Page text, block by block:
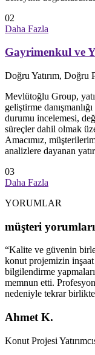
02
Daha Fazla
Gayrimenkul ve
Doğru Yatırım, Doğru
Mevlütoğlu Group,
geliştirme
durumu incelemesi,
süreçler dahil olmak
Amacımız,
analizlere dayanan
03
Daha Fazla
YORUMLAR
müşteri yorumları
“Kalite ve güvenin
konut projemizin inşaat
bilgilendirme
memnun etti.
nedeniyle tekrar
Ahmet K.
Konut Projesi